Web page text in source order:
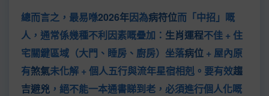
總而言之，最易喺2026年因為病符位而「中招」嘅
人，通常係幾種不利因素嘅疊加： 生肖運程不佳 + 住
宅關鍵區域（大門、睡房、廚房）坐落病位 + 屋內原
有煞氣未化解 + 個人五行與流年星宿相剋。要有效趨
吉避兇 ，絕不能一本通書睇到老，必須進行個人化嘅